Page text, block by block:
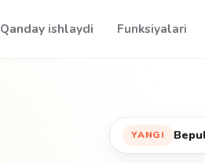
Qanday ishlaydi Funksiyalari
YANGI